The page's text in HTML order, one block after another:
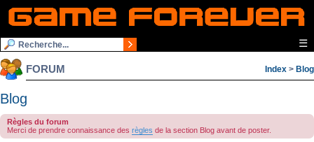
☰
FORUM Index > Blog
Blog
Règles du forum
Merci de prendre connaissance des règles de la section Blog avant de poster.